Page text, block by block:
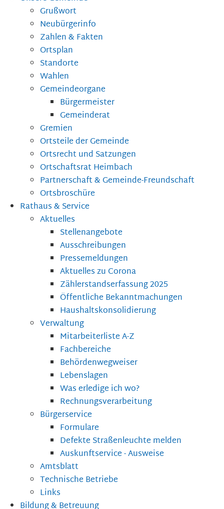
Grußwort
Neubürgerinfo
Zahlen & Fakten
Ortsplan
Standorte
Wahlen
Gemeindeorgane
Bürgermeister
Gemeinderat
Gremien
Ortsteile der Gemeinde
Ortsrecht und Satzungen
Ortschaftsrat Heimbach
Partnerschaft & Gemeinde-Freundschaft
Ortsbroschüre
Rathaus & Service
Aktuelles
Stellenangebote
Ausschreibungen
Pressemeldungen
Aktuelles zu Corona
Zählerstandserfassung 2025
Öffentliche Bekanntmachungen
Haushaltskonsolidierung
Verwaltung
Mitarbeiterliste A-Z
Fachbereiche
Behördenwegweiser
Lebenslagen
Was erledige ich wo?
Rechnungsverarbeitung
Bürgerservice
Formulare
Defekte Straßenleuchte melden
Auskunftservice - Ausweise
Amtsblatt
Technische Betriebe
Links